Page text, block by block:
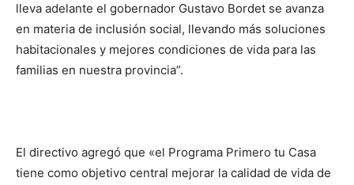
lleva adelante el gobernador Gustavo Bordet se avanza
en materia de inclusión social, llevando más soluciones
habitacionales y mejores condiciones de vida para las
familias en nuestra provincia”.
El directivo agregó que «el Programa Primero tu Casa
tiene como objetivo central mejorar la calidad de vida de